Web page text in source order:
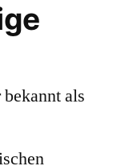
als